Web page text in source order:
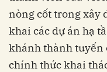
nòng cốt trong xây
khai các dự án hạ
khánh thành tuyến
chính thức khai